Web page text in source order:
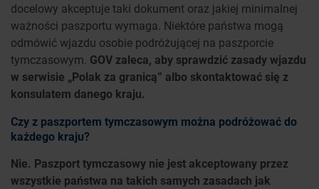
docelowy akceptuje taki dokument oraz jakiej minimalnej
ważności paszportu wymaga. Niektóre państwa mogą
odmówić wjazdu osobie podróżującej na paszporcie
tymczasowym. GOV zaleca, aby sprawdzić zasady wjazdu
w serwisie „Polak za granicą” albo skontaktować się z
konsulatem danego kraju.
Czy z paszportem tymczasowym można podróżować do
każdego kraju?
Nie. Paszport tymczasowy nie jest akceptowany przez
wszystkie państwa na takich samych zasadach jak